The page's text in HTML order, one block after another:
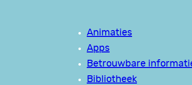
Animaties
Apps
Betrouwbare
Bibliotheek